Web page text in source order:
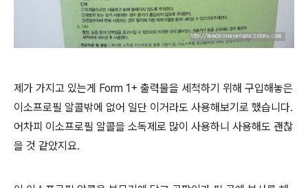
제가 가지고 있는게 Form 1+ 출력물을 세척하기 위해 구입해놓은
이소프로필 알콜밖에 없어 일단 이거라도 사용해보기로 했습니다.
어차피 이소프로필 알콜을 소독제로 많이 사용하니 사용해도 괜찮
을 것 같았지요.